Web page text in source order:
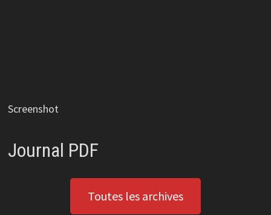
Screenshot
Journal PDF
Toutes les archives